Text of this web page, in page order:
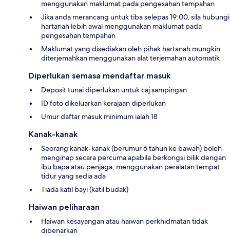
menggunakan maklumat pada pengesahan tempahan
Jika anda merancang untuk tiba selepas 19:00, sila hubungi
hartanah lebih awal menggunakan maklumat pada
pengesahan tempahan
Maklumat yang disediakan oleh pihak hartanah mungkin
diterjemahkan menggunakan alat terjemahan automatik
Diperlukan semasa mendaftar masuk
Deposit tunai diperlukan untuk caj sampingan
ID foto dikeluarkan kerajaan diperlukan
Umur daftar masuk minimum ialah 18
Kanak-kanak
Seorang kanak-kanak (berumur 6 tahun ke bawah) boleh
menginap secara percuma apabila berkongsi bilik dengan
ibu bapa atau penjaga, menggunakan peralatan tempat
tidur yang sedia ada
Tiada katil bayi (katil budak)
Haiwan peliharaan
Haiwan kesayangan atau haiwan perkhidmatan tidak
dibenarkan